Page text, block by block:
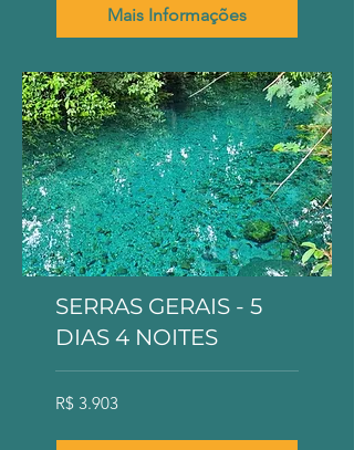
Mais Informações
SERRAS GERAIS - 5
DIAS 4 NOITES
3.903
Reais
R$ 3.903